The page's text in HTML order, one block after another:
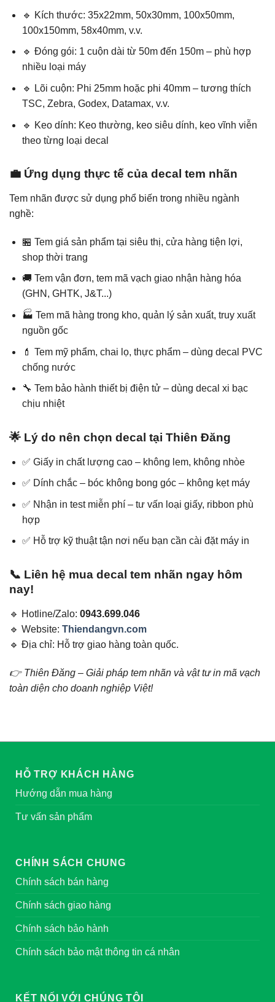
🔹 Kích thước: 35x22mm, 50x30mm, 100x50mm,
100x150mm, 58x40mm, v.v.
🔹 Đóng gói: 1 cuộn dài từ 50m đến 150m – phù hợp
nhiều loại máy
🔹 Lõi cuộn: Phi 25mm hoặc phi 40mm – tương thích
TSC, Zebra, Godex, Datamax, v.v.
🔹 Keo dính: Keo thường, keo siêu dính, keo vĩnh viễn
theo từng loại decal
💼 Ứng dụng thực tế của decal tem nhãn
Tem nhãn được sử dụng phổ biến trong nhiều ngành
nghề:
🏪 Tem giá sản phẩm tại siêu thị, cửa hàng tiện lợi,
shop thời trang
🚚 Tem vận đơn, tem mã vạch giao nhận hàng hóa
(GHN, GHTK, J&T...)
🏭 Tem mã hàng trong kho, quản lý sản xuất, truy xuất
nguồn gốc
💄 Tem mỹ phẩm, chai lọ, thực phẩm – dùng decal PVC
chống nước
🔧 Tem bảo hành thiết bị điện tử – dùng decal xi bạc
chịu nhiệt
🌟 Lý do nên chọn decal tại Thiên Đăng
✅ Giấy in chất lượng cao – không lem, không nhòe
✅ Dính chắc – bóc không bong góc – không kẹt máy
✅ Nhận in test miễn phí – tư vấn loại giấy, ribbon phù
hợp
✅ Hỗ trợ kỹ thuật tận nơi nếu bạn cần cài đặt máy in
📞 Liên hệ mua decal tem nhãn ngay hôm
nay!
🔹 Hotline/Zalo: 0943.699.046
🔹 Website: Thiendangvn.com
🔹 Địa chỉ: Hỗ trợ giao hàng toàn quốc.
👉 Thiên Đăng – Giải pháp tem nhãn và vật tư in mã vạch
toàn diện cho doanh nghiệp Việt!
HỖ TRỢ KHÁCH HÀNG
Hướng dẫn mua hàng
Tư vấn sản phẩm
CHÍNH SÁCH CHUNG
Chính sách bán hàng
Chính sách giao hàng
Chính sách bảo hành
Chính sách bảo mật thông tin cá nhân
KẾT NỐI VỚI CHÚNG TÔI